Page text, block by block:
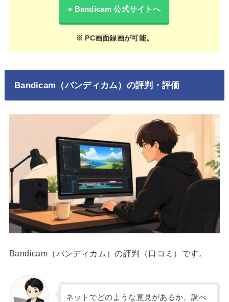
» Bandicam 公式サイトへ
※ PC画面録画が可能。
Bandicam（バンディカム）の評判・評価
Bandicam（バンディカム）の評判（口コミ）です。
ネットでどのような意見があるか、調べ